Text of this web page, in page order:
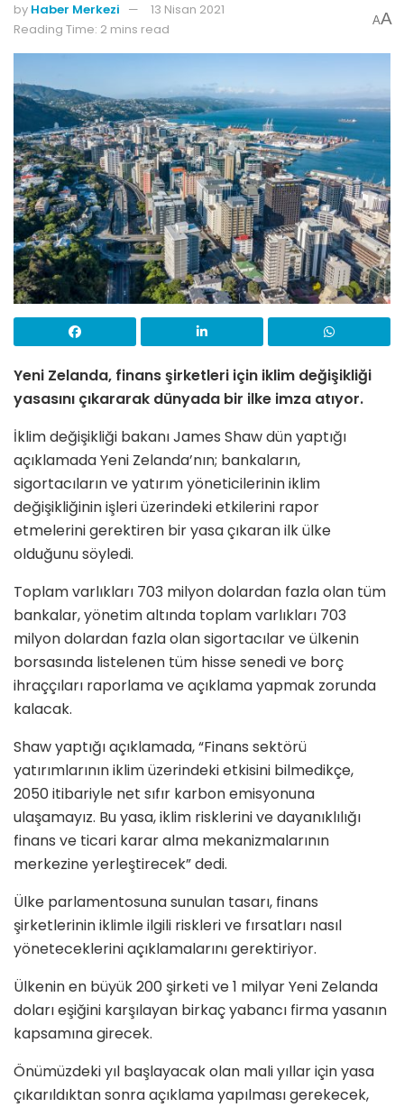
by Haber Merkezi
13 Nisan 2021
Reading Time: 2 mins read
AA
Yeni Zelanda, finans şirketleri için iklim değişikliği
yasasını çıkararak dünyada bir ilke imza atıyor.
İklim değişikliği bakanı James Shaw dün yaptığı
açıklamada Yeni Zelanda’nın; bankaların,
sigortacıların ve yatırım yöneticilerinin iklim
değişikliğinin işleri üzerindeki etkilerini rapor
etmelerini gerektiren bir yasa çıkaran ilk ülke
olduğunu söyledi.
Toplam varlıkları 703 milyon dolardan fazla olan tüm
bankalar, yönetim altında toplam varlıkları 703
milyon dolardan fazla olan sigortacılar ve ülkenin
borsasında listelenen tüm hisse senedi ve borç
ihraççıları raporlama ve açıklama yapmak zorunda
kalacak.
Shaw yaptığı açıklamada, “Finans sektörü
yatırımlarının iklim üzerindeki etkisini bilmedikçe,
2050 itibariyle net sıfır karbon emisyonuna
ulaşamayız. Bu yasa, iklim risklerini ve dayanıklılığı
finans ve ticari karar alma mekanizmalarının
merkezine yerleştirecek” dedi.
Ülke parlamentosuna sunulan tasarı, finans
şirketlerinin iklimle ilgili riskleri ve fırsatları nasıl
yöneteceklerini açıklamalarını gerektiriyor.
Ülkenin en büyük 200 şirketi ve 1 milyar Yeni Zelanda
doları eşiğini karşılayan birkaç yabancı firma yasanın
kapsamına girecek.
Önümüzdeki yıl başlayacak olan mali yıllar için yasa
çıkarıldıktan sonra açıklama yapılması gerekecek,